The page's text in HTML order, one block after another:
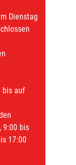
Dienstag
bis auf
9:00 bis
17:00